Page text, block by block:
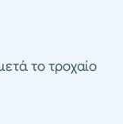
το τροχαίο